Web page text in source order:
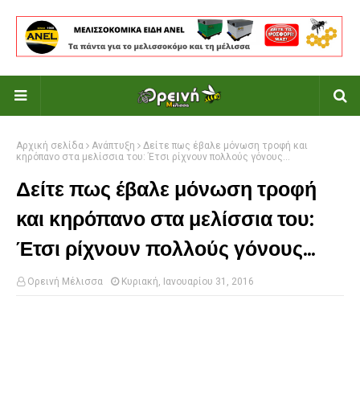
Αρχική σελίδα Ανάπτυξη
Δείτε πως έβαλε μόνωση τροφή και
κηρόπανο στα μελίσσια του: Έτσι ρίχνουν πολλούς γόνους...
Δείτε πως έβαλε μόνωση τροφή
και κηρόπανο στα μελίσσια του:
Έτσι ρίχνουν πολλούς γόνους...
Ορεινή Μέλισσα Κυριακή, Ιανουαρίου 31, 2016